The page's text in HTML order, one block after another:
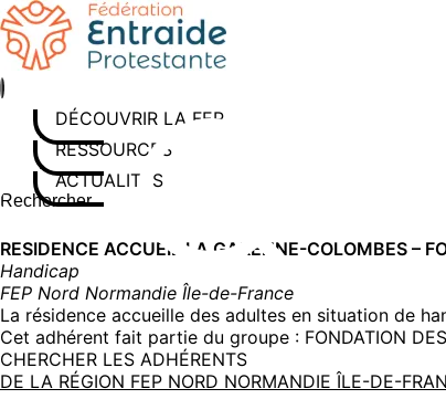
Aller
au
contenu
DÉCOUVRIR LA FEP
RESSOURCES
ACTUALITÉS
Rechercher sur le site
Saisissez au moins 3 caractères pour lancer la
RESIDENCE ACCUEIL LA GARENNE-COLOMBES –
Handicap
FEP Nord Normandie Île-de-France
La résidence accueille des adultes en situation de
Cet adhérent fait partie du groupe : FONDATION
CHERCHER LES ADHÉRENTS
DE LA RÉGION FEP NORD NORMANDIE ÎLE-DE-